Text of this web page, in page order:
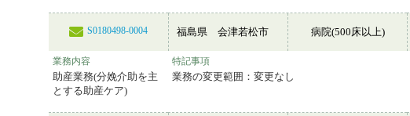
S0180498-0004 福島県 会津若松市 病院(500床以上)
業務内容
助産業務(分娩介助を主
とする助産ケア)
特記事項
業務の変更範囲：変更なし